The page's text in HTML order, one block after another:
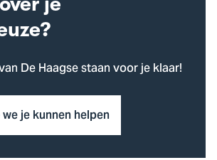
De Haagse staan voor je klaar!
je kunnen helpen